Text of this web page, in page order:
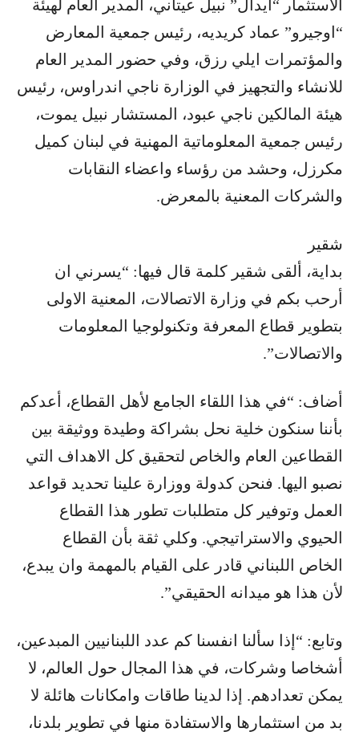
الاستثمار “ايدال” نبيل عيتاني، المدير العام لهيئة
“اوجيرو” عماد كريديه، رئيس جمعية المعارض
والمؤتمرات ايلي رزق، وفي حضور المدير العام
للانشاء والتجهيز في الوزارة ناجي اندراوس، رئيس
هيئة المالكين ناجي عبود، المستشار نبيل يموت،
رئيس جمعية المعلوماتية المهنية في لبنان كميل
مكرزل، وحشد من رؤساء واعضاء النقابات
والشركات المعنية بالمعرض.
شقير
بداية، ألقى شقير كلمة قال فيها: “يسرني ان
أرحب بكم في وزارة الاتصالات، المعنية الاولى
بتطوير قطاع المعرفة وتكنولوجيا المعلومات
والاتصالات”.
أضاف: “في هذا اللقاء الجامع لأهل القطاع، أعدكم
بأننا سنكون خلية نحل بشراكة وطيدة ووثيقة بين
القطاعين العام والخاص لتحقيق كل الاهداف التي
نصبو اليها. فنحن كدولة ووزارة علينا تحديد قواعد
العمل وتوفير كل متطلبات تطور هذا القطاع
الحيوي والاستراتيجي. وكلي ثقة بأن القطاع
الخاص اللبناني قادر على القيام بالمهمة وان يبدع،
لأن هذا هو ميدانه الحقيقي”.
وتابع: “إذا سألنا انفسنا كم عدد اللبنانيين المبدعين،
أشخاصا وشركات، في هذا المجال حول العالم، لا
يمكن تعدادهم. إذا لدينا طاقات وامكانات هائلة لا
بد من استثمارها والاستفادة منها في تطوير بلدنا،